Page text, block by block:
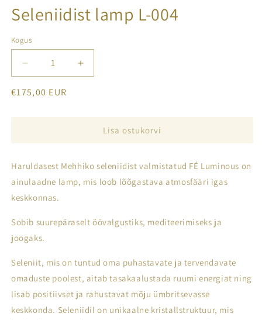
Seleniidist lamp L-004
Kogus
Decrease
quantity
for
Increase
quantity
Tavahind
€175,00 EUR
Lisa ostukorvi
Haruldasest Mehhiko seleniidist valmistatud FÉ Luminous on
ainulaadne lamp, mis loob lõõgastava atmosfääri igas
keskkonnas.
Sobib suurepäraselt öövalgustiks, mediteerimiseks ja
joogaks.
Seleniit, mis on tuntud oma puhastavate ja tervendavate
omaduste poolest, aitab tasakaalustada ruumi energiat ning
lisab positiivset ja rahustavat mõju ümbritsevasse
keskkonda. Seleniidil on unikaalne kristallstruktuur, mis